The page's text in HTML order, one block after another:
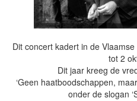
Dit concert kadert in de
tot 2
Dit jaar kreeg de
‘Geen haatboodschappen,
onder de slogan